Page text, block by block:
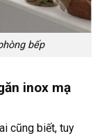
bếp
inox mạ
cũng biết, tuy